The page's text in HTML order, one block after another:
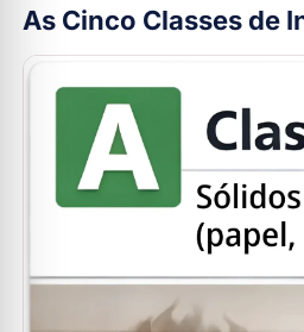
elétricos?
5. Qual extintor é indicado
6. Por que é importante
incêndios?
7. Existe um extintor que
as classes?
8. Qual o risco de usar o
9. Qual a classe de incêndio
residências?
10. Onde posso adquirir
As Cinco Classes de